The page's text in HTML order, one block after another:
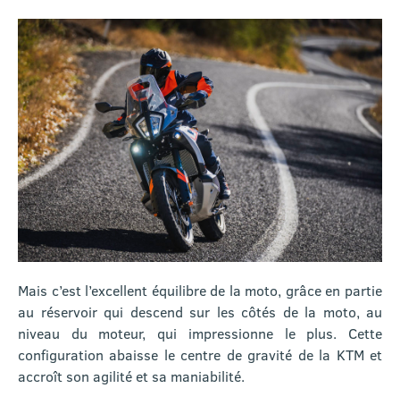
Mais c’est l’excellent équilibre de la moto, grâce en partie
au réservoir qui descend sur les côtés de la moto, au
niveau du moteur, qui impressionne le plus. Cette
configuration abaisse le centre de gravité de la KTM et
accroît son agilité et sa maniabilité.